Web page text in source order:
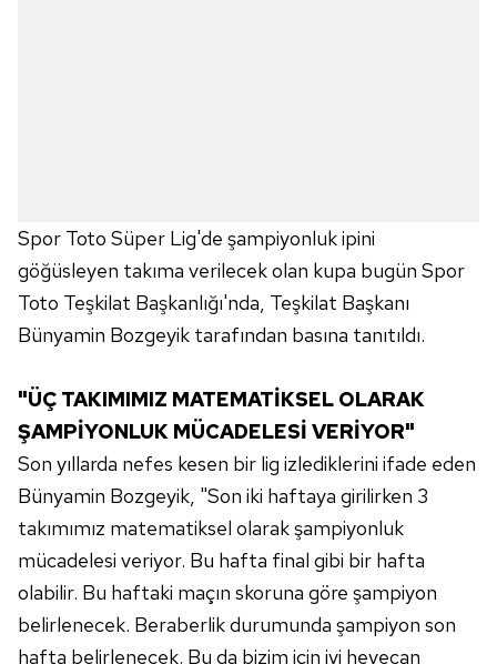
Spor Toto Süper Lig'de şampiyonluk ipini
göğüsleyen takıma verilecek olan kupa bugün Spor
Toto Teşkilat Başkanlığı'nda, Teşkilat Başkanı
Bünyamin Bozgeyik tarafından basına tanıtıldı.
"ÜÇ TAKIMIMIZ MATEMATİKSEL OLARAK
ŞAMPİYONLUK MÜCADELESİ VERİYOR"
Son yıllarda nefes kesen bir lig izlediklerini ifade eden
Bünyamin Bozgeyik, "Son iki haftaya girilirken 3
takımımız matematiksel olarak şampiyonluk
mücadelesi veriyor. Bu hafta final gibi bir hafta
olabilir. Bu haftaki maçın skoruna göre şampiyon
belirlenecek. Beraberlik durumunda şampiyon son
hafta belirlenecek. Bu da bizim için iyi heyecan